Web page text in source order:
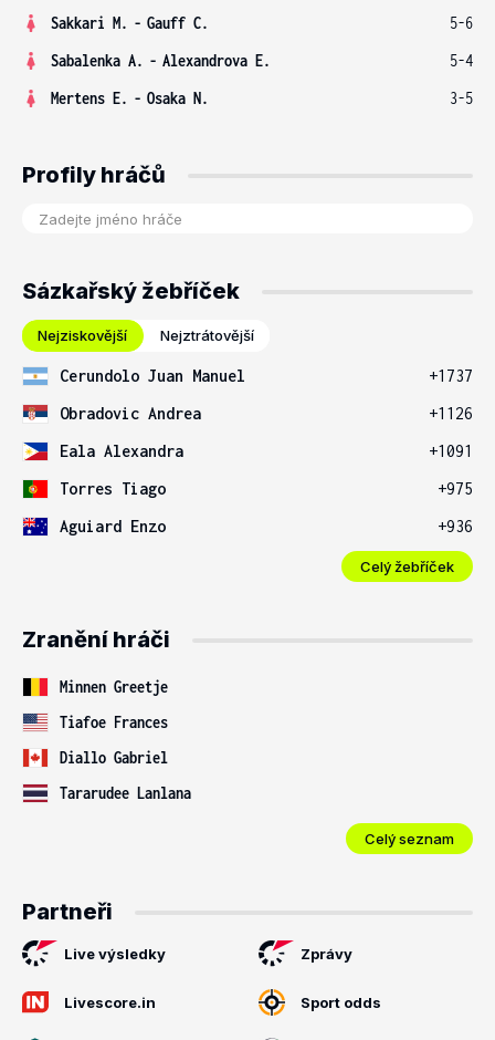
Sakkari M. - Gauff C.
5-6
Sabalenka A. - Alexandrova E.
5-4
Mertens E. - Osaka N. 3-5
Profily hráčů
Sázkařský žebříček
Nejziskovější Nejztrátovější
Cerundolo Juan Manuel
+1737
Obradovic Andrea
+1126
Eala Alexandra
+1091
Torres Tiago
+975
Aguiard Enzo
+936
Celý žebříček
Zranění hráči
Minnen Greetje
Tiafoe Frances
Diallo Gabriel
Tararudee Lanlana
Celý seznam
Partneři
Live výsledky Zprávy
Livescore.in Sport odds